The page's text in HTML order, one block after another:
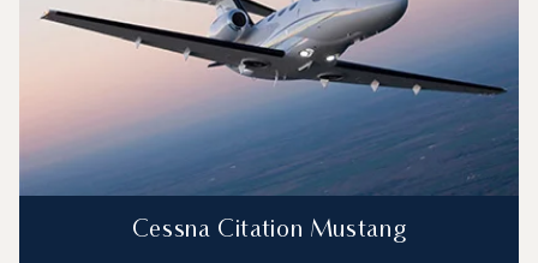
Cessna Citation Mustang